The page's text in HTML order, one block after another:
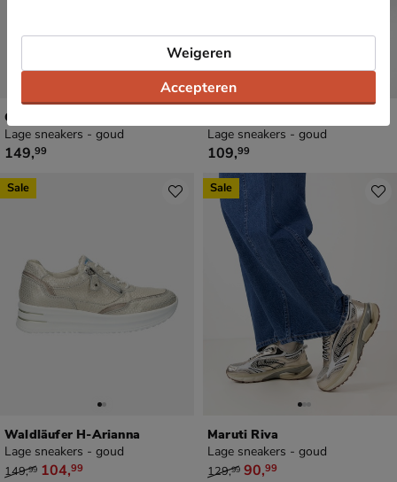
Gabor Rollingsoft
Lage sneakers - goud
€ 149,99
149,99
Lage sneakers - goud
€ 109,99
109,99
Waldläufer H-Arianna
Lage sneakers - goud
van € 149,99 voor € 104,99
149,99 104,99
Sale
Maruti Riva
Lage sneakers - goud
van € 129,99 voor € 90,99
129,99 90,99
Sale
Accepteren
Weigeren